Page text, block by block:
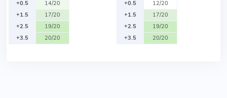
+0.5
14/20
+1.5
17/20
+2.5
19/20
+3.5
20/20
+0.5
12/20
+1.5
17/20
+2.5
19/20
+3.5
20/20